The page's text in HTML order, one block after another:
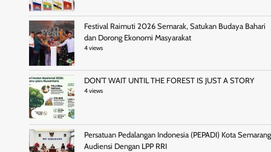
Festival Raimuti 2026 Semarak, Satukan Budaya Bahari
dan Dorong Ekonomi Masyarakat
4 views
DON’T WAIT UNTIL THE FOREST IS JUST A STORY
4 views
Persatuan Pedalangan Indonesia (PEPADI) Kota Semarang
Audiensi Dengan LPP RRI